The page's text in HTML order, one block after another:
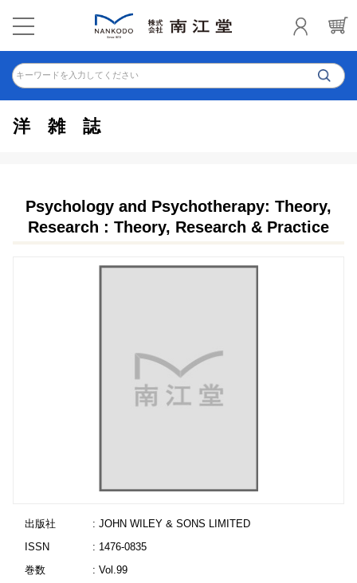
キーワードを入力してください
洋雑誌
Psychology and Psychotherapy: Theory,
Research : Theory, Research & Practice
出版社
: JOHN WILEY & SONS LIMITED
ISSN
: 1476-0835
巻数
: Vol.99